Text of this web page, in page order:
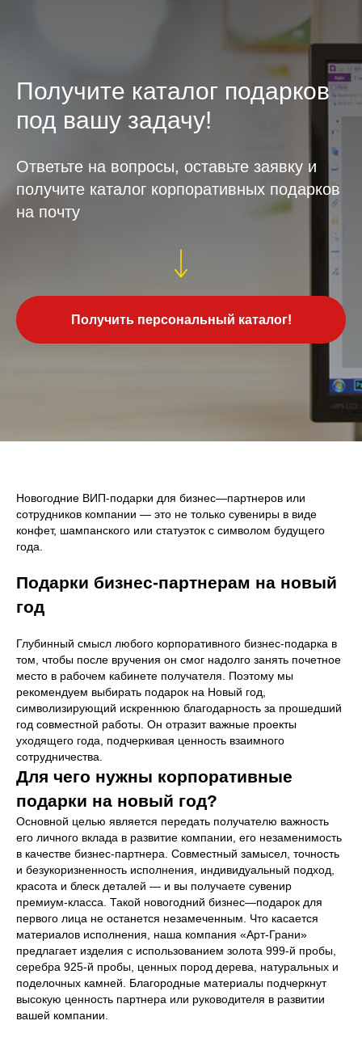
Получите каталог подарков
под вашу задачу!
Ответьте на вопросы, оставьте заявку и
получите каталог корпоративных подарков
на почту
Получить персональный каталог!
Новогодние ВИП-подарки для бизнес—партнеров или
сотрудников компании — это не только сувениры в виде
конфет, шампанского или статуэток с символом будущего
года.
Подарки бизнес-партнерам на новый
год
Глубинный смысл любого корпоративного бизнес-подарка в
том, чтобы после вручения он смог надолго занять почетное
место в рабочем кабинете получателя. Поэтому мы
рекомендуем выбирать подарок на Новый год,
символизирующий искреннюю благодарность за прошедший
год совместной работы. Он отразит важные проекты
уходящего года, подчеркивая ценность взаимного
сотрудничества.
Для чего нужны корпоративные
подарки на новый год?
Основной целью является передать получателю важность
его личного вклада в развитие компании, его незаменимость
в качестве бизнес-партнера. Совместный замысел, точность
и безукоризненность исполнения, индивидуальный подход,
красота и блеск деталей — и вы получаете сувенир
премиум-класса. Такой новогодний бизнес—подарок для
первого лица не останется незамеченным. Что касается
материалов исполнения, наша компания «Арт-Грани»
предлагает изделия с использованием золота 999-й пробы,
серебра 925-й пробы, ценных пород дерева, натуральных и
поделочных камней. Благородные материалы подчеркнут
высокую ценность партнера или руководителя в развитии
вашей компании.